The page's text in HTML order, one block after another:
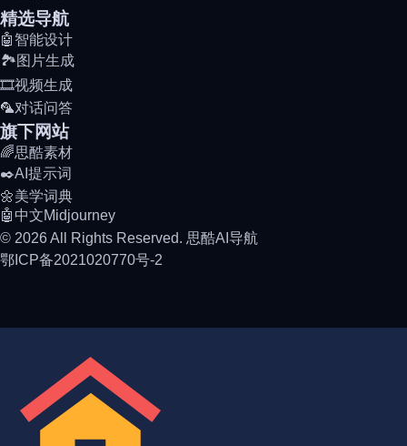
精选导航
🤖智能设计
🏞️图片生成
🎞️视频生成
🦜对话问答
旗下网站
🌈思酷素材
✒️AI提示词
🌼美学词典
🤖中文Midjourney
© 2026 All Rights Reserved. 思酷AI导航
鄂ICP备2021020770号-2